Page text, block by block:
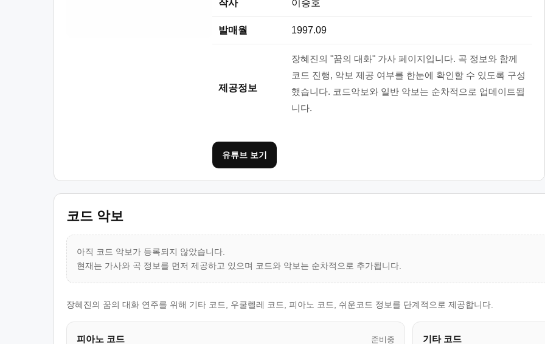
작사 이승호
발매월 1997.09
제공정보
장혜진의 "꿈의 대화" 가사 페이지입니다. 곡 정보와 함께
코드 진행, 악보 제공 여부를 한눈에 확인할 수 있도록 구성
했습니다. 코드악보와 일반 악보는 순차적으로 업데이트됩
니다.
유튜브 보기
코드 악보
아직 코드 악보가 등록되지 않았습니다.
현재는 가사와 곡 정보를 먼저 제공하고 있으며 코드와 악보는 순차적으로 추가됩니다.
장혜진의 꿈의 대화 연주를 위해 기타 코드, 우쿨렐레 코드, 피아노 코드, 쉬운코드 정보를 단계적으로 제공합니다.
피아노 코드 준비중 기타 코드